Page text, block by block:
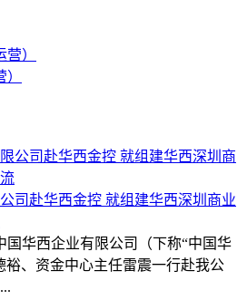
司赴华西金控 就组建华西深圳商业
国华西企业有限公司（下称“中国华
裕、资金中心主任雷震一行赴我公